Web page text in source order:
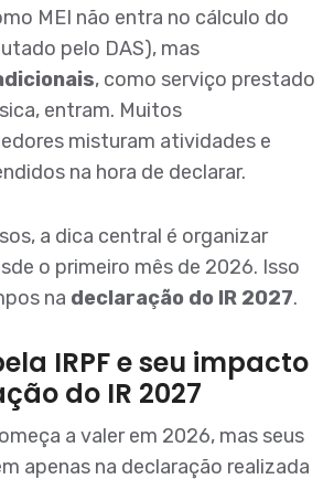
MEI não entra no cálculo do
pelo DAS), mas
, como serviço prestado
entram. Muitos
misturam atividades e
na hora de declarar.
a dica central é organizar
o primeiro mês de 2026. Isso
na declaração do IR 2027.
IRPF e seu impacto
do IR 2027
a valer em 2026, mas seus
apenas na declaração realizada